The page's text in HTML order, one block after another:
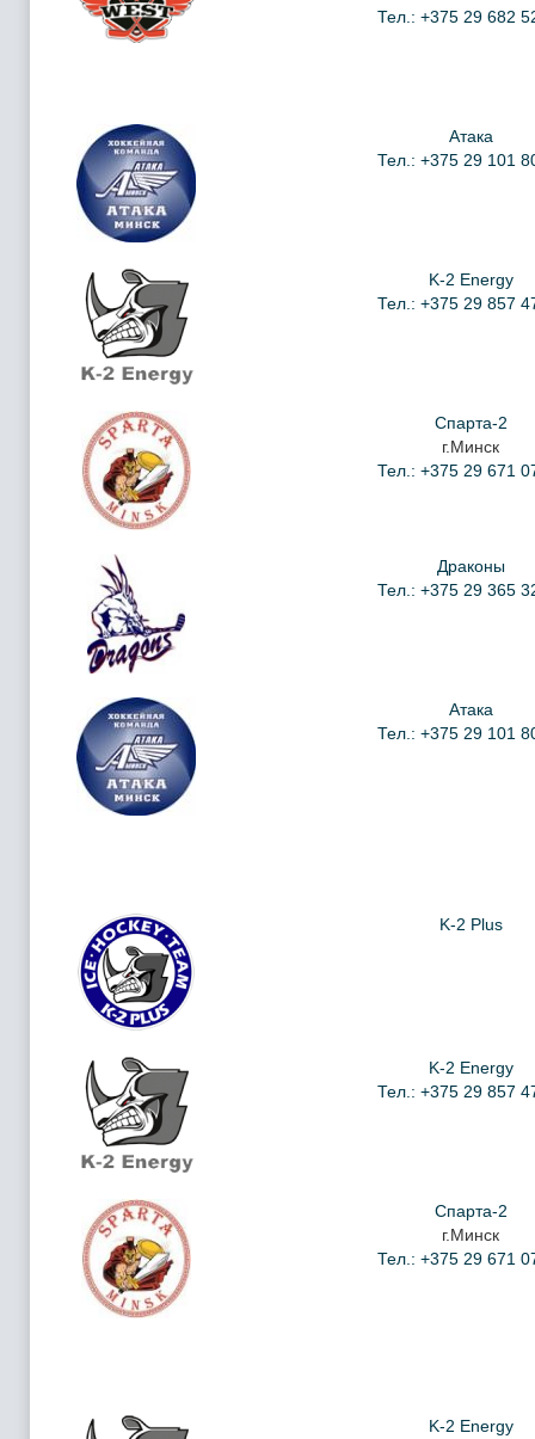
Тел.: +375 29 682
Атака
Тел.: +375 29 101
K-2 Energy
Тел.: +375 29 857
Спарта-2
г.Минск
Тел.: +375 29 671
Драконы
Тел.: +375 29 365
Атака
Тел.: +375 29 101
K-2 Plus
K-2 Energy
Тел.: +375 29 857
Спарта-2
г.Минск
Тел.: +375 29 671
K-2 Energy